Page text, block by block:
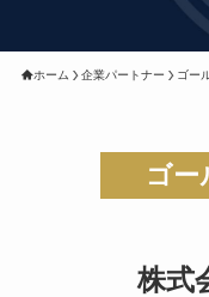
ホーム 企業パートナー ゴー
ゴー
株式